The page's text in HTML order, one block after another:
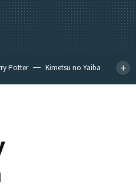
Potter
Kimetsu no Yaiba